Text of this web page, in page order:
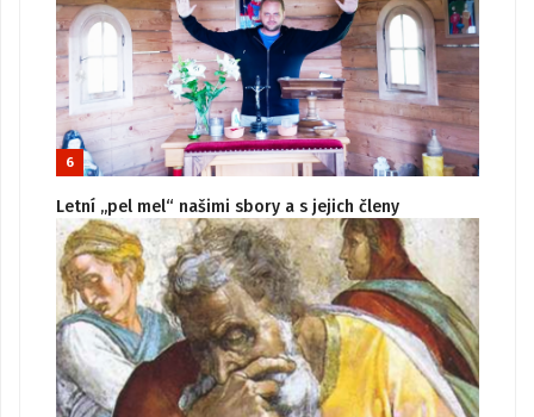
6
Letní „pel mel“ našimi sbory a s jejich členy